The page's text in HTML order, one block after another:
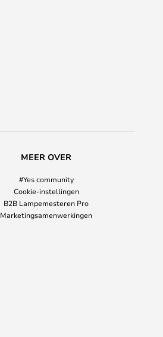
MEER OVER
#Yes community
Cookie-instellingen
B2B Lampemesteren Pro
Marketingsamenwerkingen